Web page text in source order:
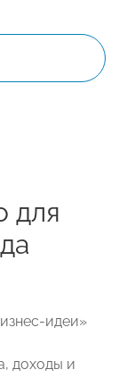
для
идеи»
доходы и